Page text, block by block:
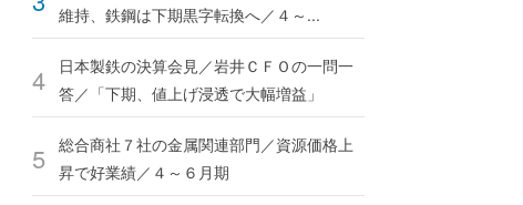
維持、鉄鋼は下期黒字転換へ／４～...
日本製鉄の決算会見／岩井ＣＦＯの一問一
答／「下期、値上げ浸透で大幅増益」
総合商社７社の金属関連部門／資源価格上
昇で好業績／４～６月期